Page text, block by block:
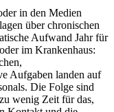
in den Medien
über chronischen
Aufwand Jahr für
im Krankenhaus:
Aufgaben landen auf
Die Folge sind
wenig Zeit für das,